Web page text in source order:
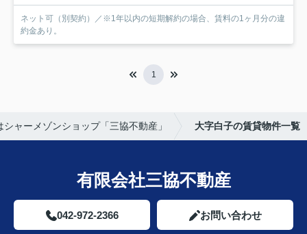
ネット可（別契約）／※1年以内の短期解約の場合、賃料の1ヶ月分の違
約金あり。
1
ャーメゾンショップ「三協不動産」 大字白子の賃貸物件一覧
有限会社三協不動産
042-972-2366 お問い合わせ